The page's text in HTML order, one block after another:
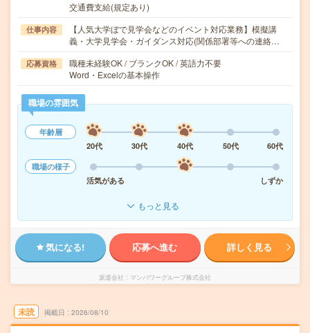
交通費支給(規定あり)
仕事内容
【人気大学ぼで見学会などのイベント対応業務】模擬講
義・大学見学会・ガイダンス対応(関係部署等への連絡…
応募資格
職種未経験OK / ブランクOK / 英語力不要
Word・Excelの基本操作
職場の雰囲気
年齢層
20代
30代 40代 50代
60代
職場の様子
活気がある
しずか
もっと見る
気になる! 応募へ進む 詳しく見る
派遣会社 マンパワーグループ株式会社
未読 掲載日 2026/08/10